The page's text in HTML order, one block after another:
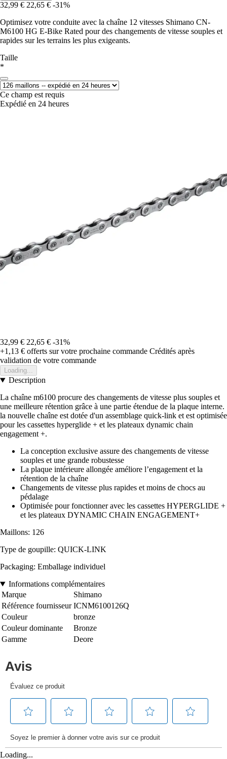
32,99 € 22,65 € -31%
Optimisez votre conduite avec la chaîne 12 vitesses Shimano CN-
M6100 HG E-Bike Rated pour des changements de vitesse souples et
rapides sur les terrains les plus exigeants.
Taille
*
Ce champ est requis
Expédié en 24 heures
32,99 € 22,65 € -31%
+1,13 € offerts sur votre prochaine commande Crédités après
validation de votre commande
Loading...
Description
La chaîne m6100 procure des changements de vitesse plus souples et
une meilleure rétention grâce à une partie étendue de la plaque interne.
la nouvelle chaîne est dotée d'un assemblage quick-link et est optimisée
pour les cassettes hyperglide + et les plateaux dynamic chain
engagement +.
La conception exclusive assure des changements de vitesse
souples et une grande robustesse
La plaque intérieure allongée améliore l’engagement et la
rétention de la chaîne
Changements de vitesse plus rapides et moins de chocs au
pédalage
Optimisée pour fonctionner avec les cassettes HYPERGLIDE +
et les plateaux DYNAMIC CHAIN ENGAGEMENT+
Maillons: 126
Type de goupille: QUICK-LINK
Packaging: Emballage individuel
Informations complémentaires
Marque
Shimano
Référence fournisseur ICNM6100126Q
Couleur
bronze
Couleur dominante
Bronze
Gamme
Deore
Loading...